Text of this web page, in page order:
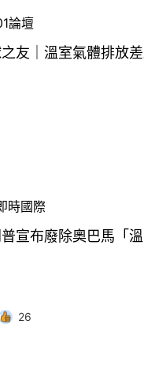
論壇
友｜溫室氣體排放
時國際
宣布廢除奧巴馬「
26